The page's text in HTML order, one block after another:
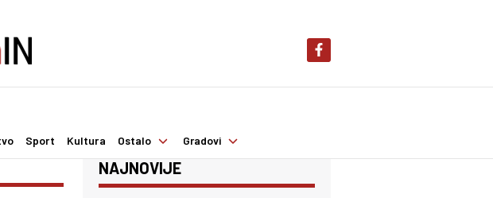
Sport Kultura Ostalo Gradovi
NAJNOVIJE